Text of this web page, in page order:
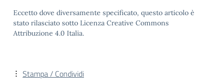
Eccetto dove diversamente specificato, questo articolo è
stato rilasciato sotto Licenza Creative Commons
Attribuzione 4.0 Italia.
Stampa / Condividi